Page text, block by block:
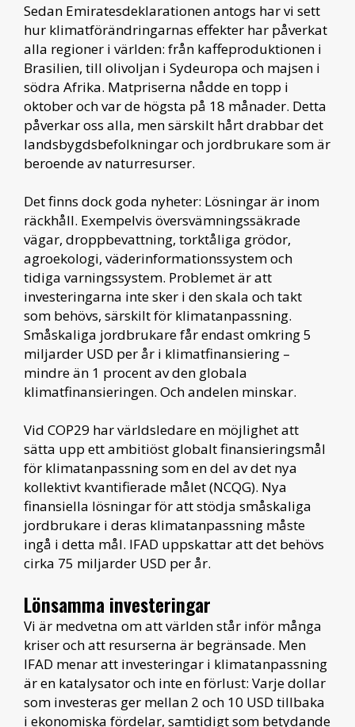
Sedan Emiratesdeklarationen antogs har vi sett
hur klimatförändringarnas effekter har påverkat
alla regioner i världen: från kaffeproduktionen i
Brasilien, till olivoljan i Sydeuropa och majsen i
södra Afrika. Matpriserna nådde en topp i
oktober och var de högsta på 18 månader. Detta
påverkar oss alla, men särskilt hårt drabbar det
landsbygdsbefolkningar och jordbrukare som är
beroende av naturresurser.
Det finns dock goda nyheter: Lösningar är inom
räckhåll. Exempelvis översvämningssäkrade
vägar, droppbevattning, torktåliga grödor,
agroekologi, väderinformationssystem och
tidiga varningssystem. Problemet är att
investeringarna inte sker i den skala och takt
som behövs, särskilt för klimatanpassning.
Småskaliga jordbrukare får endast omkring 5
miljarder USD per år i klimatfinansiering –
mindre än 1 procent av den globala
klimatfinansieringen. Och andelen minskar.
Vid COP29 har världsledare en möjlighet att
sätta upp ett ambitiöst globalt finansieringsmål
för klimatanpassning som en del av det nya
kollektivt kvantifierade målet (NCQG). Nya
finansiella lösningar för att stödja småskaliga
jordbrukare i deras klimatanpassning måste
ingå i detta mål. IFAD uppskattar att det behövs
cirka 75 miljarder USD per år.
Lönsamma investeringar
Vi är medvetna om att världen står inför många
kriser och att resurserna är begränsade. Men
IFAD menar att investeringar i klimatanpassning
är en katalysator och inte en förlust: Varje dollar
som investeras ger mellan 2 och 10 USD tillbaka
i ekonomiska fördelar, samtidigt som betydande